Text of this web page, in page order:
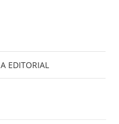
EDITORIAL